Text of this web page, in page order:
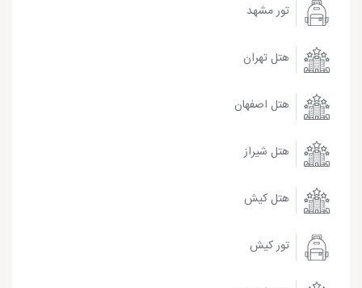
تور مشهد
هتل تهران
هتل اصفهان
هتل شیراز
هتل کیش
تور کیش